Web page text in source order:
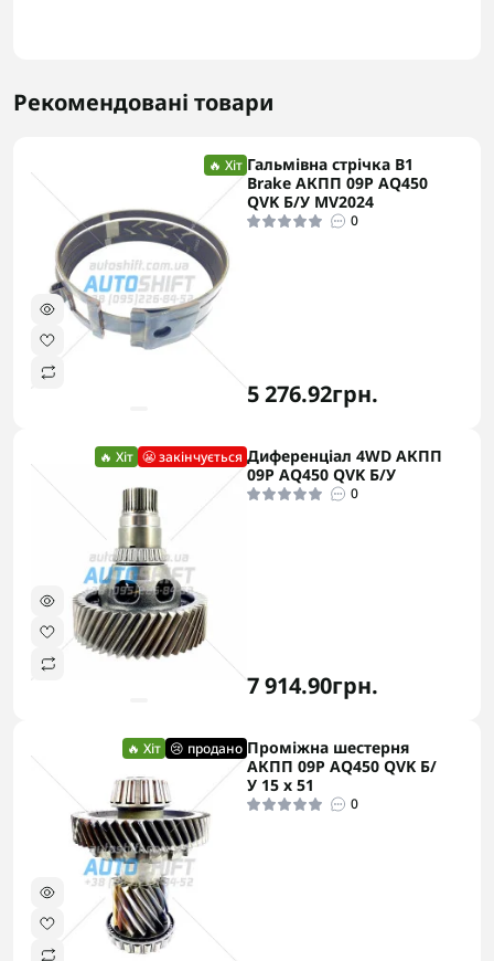
Рекомендовані товари
🔥 Хіт Гальмівна стрічка B1
Brake АКПП 09P AQ450
QVK Б/У MV2024
0
5 276.92грн.
🔥 Хіт 😬 закінчується Диференціал 4WD АКПП
09P AQ450 QVK Б/У
0
7 914.90грн.
🔥 Хіт 😢 продано Проміжна шестерня
АКПП 09P AQ450 QVK Б/
У 15 x 51
0